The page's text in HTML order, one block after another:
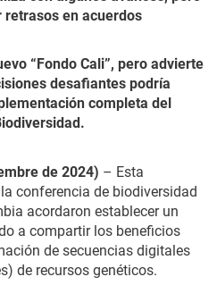
retrasos en acuerdos
“Fondo Cali”, pero advierte
desafiantes podría
completa del
de 2024) – Esta
conferencia de biodiversidad
acordaron establecer un
a compartir los beneficios
de secuencias digitales
de recursos genéticos.